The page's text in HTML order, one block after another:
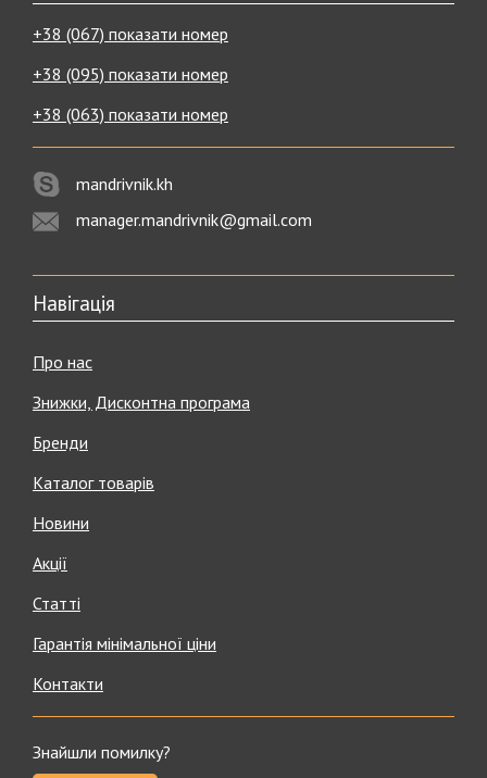
+38 (067) показати номер
+38 (095) показати номер
+38 (063) показати номер
mandrivnik.kh
manager.mandrivnik@gmail.com
Навігація
Про нас
Знижки, Дисконтна програма
Бренди
Каталог товарів
Новини
Акції
Статті
Гарантія мінімальної ціни
Контакти
Знайшли помилку?